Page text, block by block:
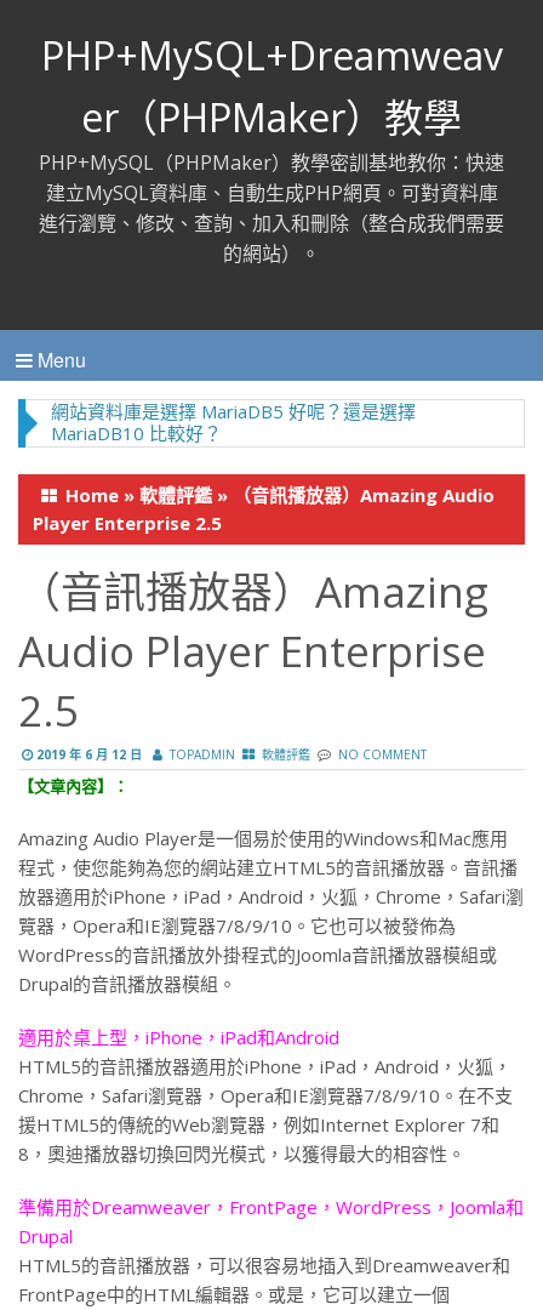
PHP+MySQL+Dreamweav
er（PHPMaker）教學
PHP+MySQL（PHPMaker）教學密訓基地教你：快速
建立MySQL資料庫、自動生成PHP網頁。可對資料庫
進行瀏覽、修改、查詢、加入和刪除（整合成我們需要
的網站）。
Menu
網站資料庫是選擇 MariaDB5 好呢？還是選擇
MariaDB10 比較好？
Home » 軟體評鑑 »
（音訊播放器）Amazing Audio
Player Enterprise 2.5
（音訊播放器）Amazing
Audio Player Enterprise
2.5
2019 年 6 月 12 日 TOPADMIN 軟體評鑑 NO COMMENT
【文章內容】：
Amazing Audio Player是一個易於使用的Windows和Mac應用
程式，使您能夠為您的網站建立HTML5的音訊播放器。音訊播
放器適用於iPhone，iPad，Android，火狐，Chrome，Safari瀏
覽器，Opera和IE瀏覽器7/8/9/10。它也可以被發佈為
WordPress的音訊播放外掛程式的Joomla音訊播放器模組或
Drupal的音訊播放器模組。
適用於桌上型，iPhone，iPad和Android
HTML5的音訊播放器適用於iPhone，iPad，Android，火狐，
Chrome，Safari瀏覽器，Opera和IE瀏覽器7/8/9/10。在不支
援HTML5的傳統的Web瀏覽器，例如Internet Explorer 7和
8，奧迪播放器切換回閃光模式，以獲得最大的相容性。
準備用於Dreamweaver，FrontPage，WordPress，Joomla和
Drupal
HTML5的音訊播放器，可以很容易地插入到Dreamweaver和
FrontPage中的HTML編輯器。或是，它可以建立一個